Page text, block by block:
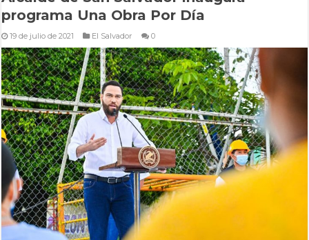
programa Una Obra Por Día
19 de julio de 2021 El Salvador 0